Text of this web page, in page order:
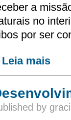
a
no
por ser
Leia mais
by